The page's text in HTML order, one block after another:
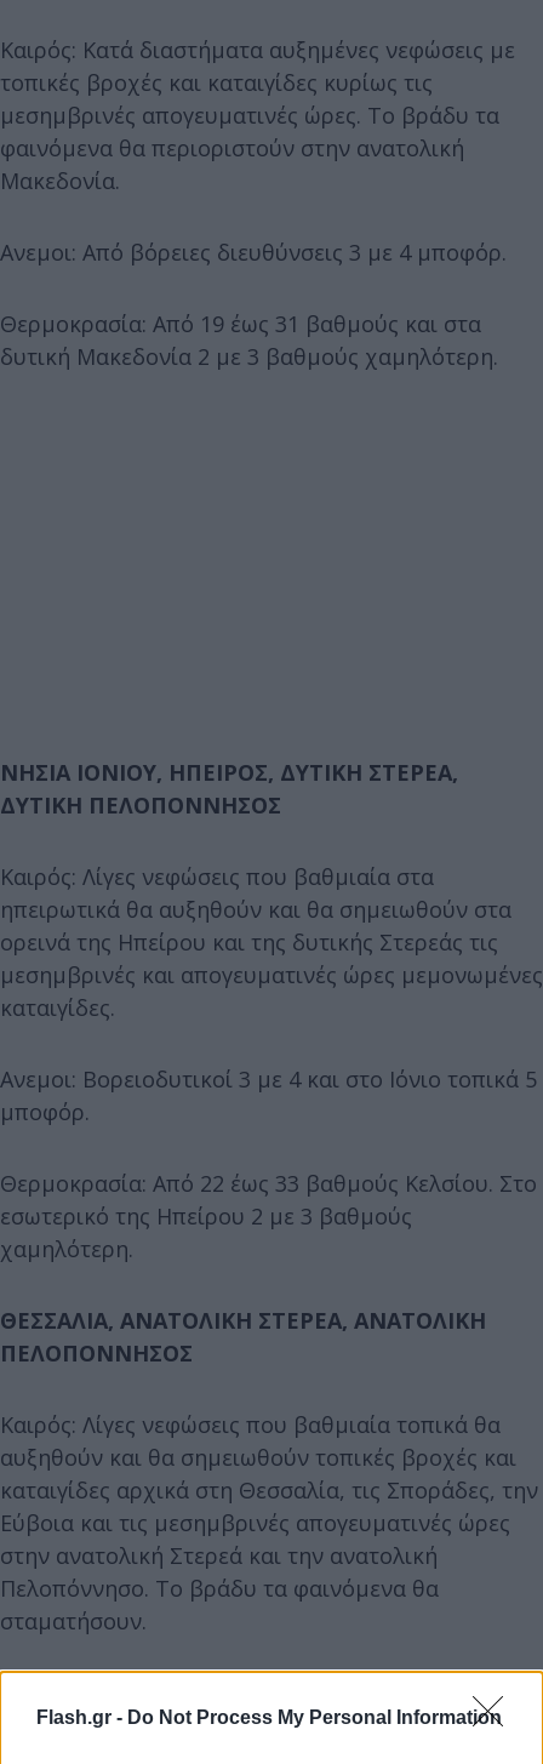
Flash.gr - Do Not Process My Personal Information
Καιρός: Κατά διαστήματα αυξημένες νεφώσεις με
τοπικές βροχές και καταιγίδες κυρίως τις
μεσημβρινές απογευματινές ώρες. Το βράδυ τα
φαινόμενα θα περιοριστούν στην ανατολική
Μακεδονία.
Ανεμοι: Από βόρειες διευθύνσεις 3 με 4 μποφόρ.
Θερμοκρασία: Από 19 έως 31 βαθμούς και στα
δυτική Μακεδονία 2 με 3 βαθμούς χαμηλότερη.
ΝΗΣΙΑ ΙΟΝΙΟΥ, ΗΠΕΙΡΟΣ, ΔΥΤΙΚΗ ΣΤΕΡΕΑ,
ΔΥΤΙΚΗ ΠΕΛΟΠΟΝΝΗΣΟΣ
Καιρός: Λίγες νεφώσεις που βαθμιαία στα
ηπειρωτικά θα αυξηθούν και θα σημειωθούν στα
ορεινά της Ηπείρου και της δυτικής Στερεάς τις
μεσημβρινές και απογευματινές ώρες μεμονωμένες
καταιγίδες.
Ανεμοι: Βορειοδυτικοί 3 με 4 και στο Ιόνιο τοπικά 5
μποφόρ.
Θερμοκρασία: Από 22 έως 33 βαθμούς Κελσίου. Στο
εσωτερικό της Ηπείρου 2 με 3 βαθμούς
χαμηλότερη.
ΘΕΣΣΑΛΙΑ, ΑΝΑΤΟΛΙΚΗ ΣΤΕΡΕΑ, ΑΝΑΤΟΛΙΚΗ
ΠΕΛΟΠΟΝΝΗΣΟΣ
Καιρός: Λίγες νεφώσεις που βαθμιαία τοπικά θα
αυξηθούν και θα σημειωθούν τοπικές βροχές και
καταιγίδες αρχικά στη Θεσσαλία, τις Σποράδες, την
Εύβοια και τις μεσημβρινές απογευματινές ώρες
στην ανατολική Στερεά και την ανατολική
Πελοπόννησο. Το βράδυ τα φαινόμενα θα
σταματήσουν.
Ανεμοι: Μεταβλητοί 3 με 4 και στα νότια δυτικοί
έως 5 μποφόρ.